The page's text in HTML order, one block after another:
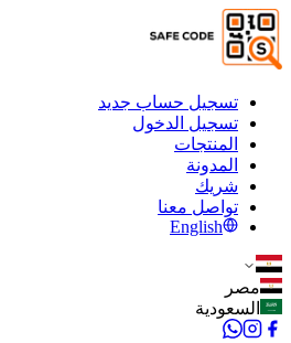
تسجيل حساب جديد
تسجيل الدخول
المنتجات
المدونة
شريك
تواصل معنا
English
مصر
السعودية